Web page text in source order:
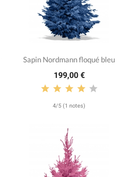
Sapin Nordmann floqué bleu
199,00 €
4/5 (1 notes)